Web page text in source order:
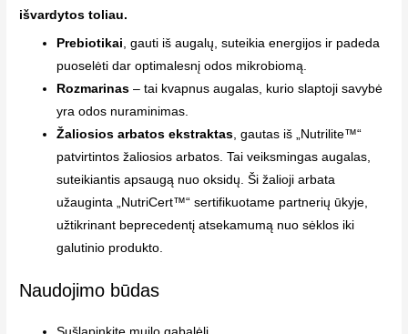
išvardytos toliau.
Prebiotikai, gauti iš augalų, suteikia energijos ir padeda
puoselėti dar optimalesnį odos mikrobiomą.
Rozmarinas – tai kvapnus augalas, kurio slaptoji savybė
yra odos nuraminimas.
Žaliosios arbatos ekstraktas, gautas iš „Nutrilite™“
patvirtintos žaliosios arbatos. Tai veiksmingas augalas,
suteikiantis apsaugą nuo oksidų. Ši žalioji arbata
užauginta „NutriCert™“ sertifikuotame partnerių ūkyje,
užtikrinant beprecedentį atsekamumą nuo sėklos iki
galutinio produkto.
Naudojimo būdas